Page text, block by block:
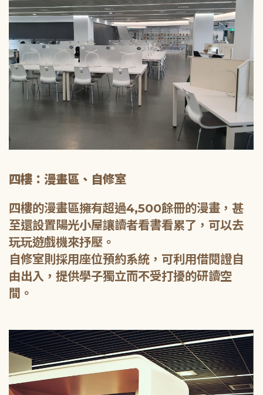
四樓：漫畫區、自修室
四樓的漫畫區擁有超過4,500餘冊的漫畫，甚
至還設置陽光小屋讓讀者看書看累了，可以去
玩玩遊戲機來抒壓。
自修室則採用座位預約系統，可利用借閱證自
由出入，提供學子獨立而不受打擾的研讀空
間。